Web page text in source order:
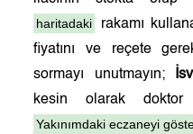
haritadaki
rakamı
fiyatını ve reçete
sormayı unutmayın;
kesin olarak doktor
Yakınımdaki eczaneyi